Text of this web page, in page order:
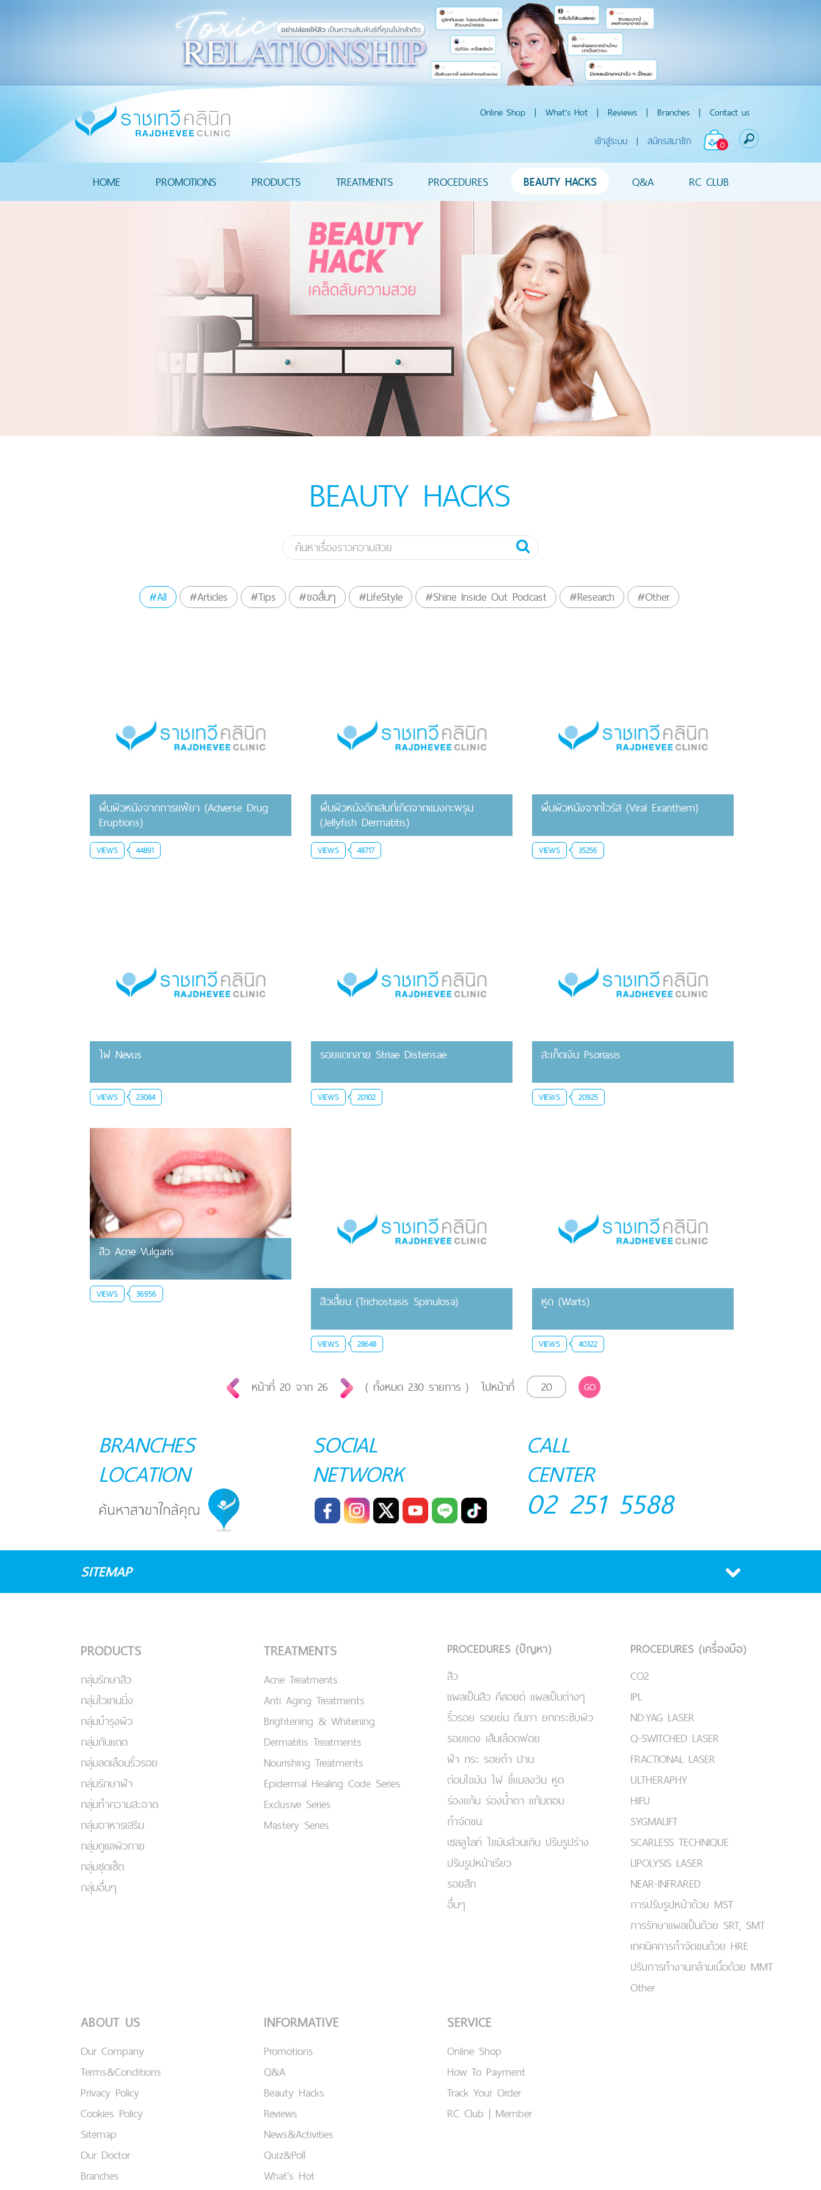
Online Shop | What's Hot | Reviews | Branches | Contact us
0
เข้าสู่ระบบ | สมัครสมาชิก
HOME PROMOTIONS PRODUCTS TREATMENTS PROCEDURES BEAUTY HACKS Q&A RC CLUB
BEAUTY HACKS
#All #Articles #Tips #ขอสั้นๆ #LifeStyle #Shine Inside Out Podcast #Research #Other
ผื่นผิวหนังจากการแพ้ยา (Adverse Drug
Eruptions)
VIEWS 44891
ผื่นผิวหนังอักเสบที่เกิดจากแมงกะพรุน
(Jellyfish Dermatitis)
VIEWS 48717
ผื่นผิวหนังจากไวรัส (Viral Exanthem)
VIEWS 35256
ไฝ Nevus
VIEWS 23084
รอยแตกลาย Striae Distensae
VIEWS 20102
สะเก็ดเงิน Psoriasis
VIEWS 20925
สิว Acne Vulgaris
VIEWS 36956 สิวเสี้ยน (Trichostasis Spinulosa)
VIEWS 28648
หูด (Warts)
VIEWS 40322
หน้าที่ 20 จาก 26 ( ทั้งหมด 230 รายการ ) ไปหน้าที่ GO
BRANCHES
LOCATION
SOCIAL
NETWORK
CALL
CENTER
02 251 5588
SITEMAP
PRODUCTS
กลุ่มรักษาสิว
กลุ่มไวเทนนิ่ง
กลุ่มบำรุงผิว
กลุ่มกันแดด
กลุ่มลดเลือนริ้วรอย
กลุ่มรักษาฝ้า
กลุ่มทำความสะอาด
กลุ่มอาหารเสริม
กลุ่มดูแลผิวกาย
กลุ่มชุดเซ็ต
กลุ่มอื่นๆ
TREATMENTS
Acne Treatments
Anti Aging Treatments
Brightening & Whitening
Dermatitis Treatments
Nourishing Treatments
Epidermal Healing Code Series
Exclusive Series
Mastery Series
PROCEDURES (ปัญหา)
สิว
แผลเป็นสิว คีลอยด์ แผลเป็นต่างๆ
ริ้วรอย รอยย่น ตีนกา ยกกระชับผิว
รอยแดง เส้นเลือดฟอย
ฝ้า กระ รอยดำ ปาน
ต่อมไขมัน ไฝ ขี้แมลงวัน หูด
ร่องแก้ม ร่องน้ำตา แก้มตอบ
กำจัดขน
เชลลูไลท์ ไขมันส่วนเกิน ปรับรูปร่าง
ปรับรูปหน้าเรียว
รอยสัก
อื่นๆ
PROCEDURES (เครื่องมือ)
CO2
IPL
ND:YAG LASER
Q-SWITCHED LASER
FRACTIONAL LASER
ULTHERAPHY
HIFU
SYGMALIFT
SCARLESS TECHNIQUE
LIPOLYSIS LASER
NEAR-INFRARED
การปรับรูปหน้าด้วย MST
การรักษาแผลเป็นด้วย SRT, SMT
เทคนิคการกำจัดขนด้วย HRE
ปรับการทำงานกล้ามเนื้อด้วย MMT
Other
ABOUT US
Our Company
Terms&Conditions
Privacy Policy
Cookies Policy
Sitemap
Our Doctor
Branches
INFORMATIVE
Promotions
Q&A
Beauty Hacks
Reviews
News&Activities
Quiz&Poll
What's Hot
SERVICE
Online Shop
How To Payment
Track Your Order
RC Club | Member